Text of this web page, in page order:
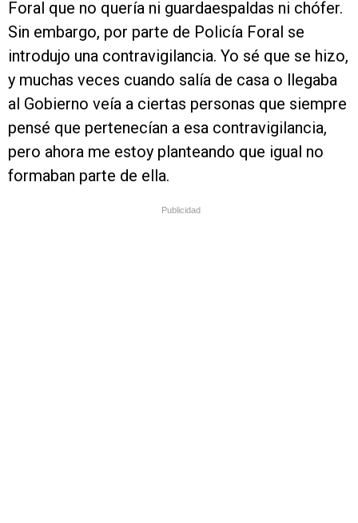
Foral que no quería ni guardaespaldas ni chófer.
Sin embargo, por parte de Policía Foral se
introdujo una contravigilancia. Yo sé que se hizo,
y muchas veces cuando salía de casa o llegaba
al Gobierno veía a ciertas personas que siempre
pensé que pertenecían a esa contravigilancia,
pero ahora me estoy planteando que igual no
formaban parte de ella.
Publicidad